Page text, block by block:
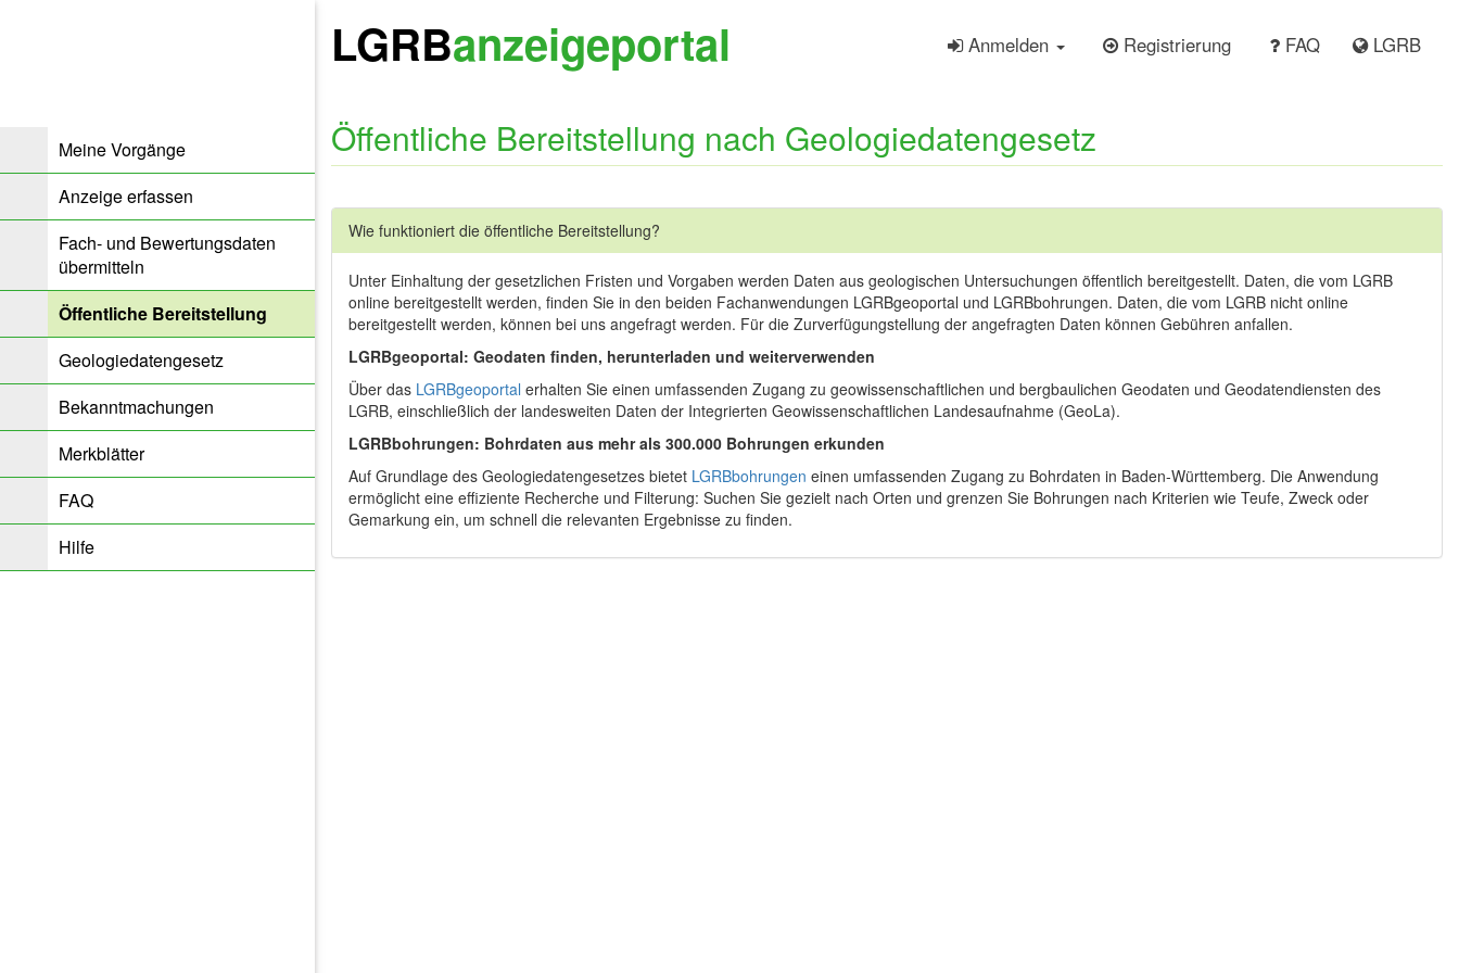
Meine Vorgänge
Anzeige erfassen
Fach- und Bewertungsdaten
übermitteln
Öffentliche Bereitstellung
Geologiedatengesetz
Bekanntmachungen
Merkblätter
FAQ
Hilfe
LGRBanzeigeportal Anmelden Registrierung FAQ LGRB
Öffentliche Bereitstellung nach Geologiedatengesetz
Wie funktioniert die öffentliche Bereitstellung?
Unter Einhaltung der gesetzlichen Fristen und Vorgaben werden Daten aus geologischen Untersuchungen öffentlich bereitgestellt. Daten, die vom LGRB
online bereitgestellt werden, finden Sie in den beiden Fachanwendungen LGRBgeoportal und LGRBbohrungen. Daten, die vom LGRB nicht online
bereitgestellt werden, können bei uns angefragt werden. Für die Zurverfügungstellung der angefragten Daten können Gebühren anfallen.
LGRBgeoportal: Geodaten finden, herunterladen und weiterverwenden
Über das LGRBgeoportal erhalten Sie einen umfassenden Zugang zu geowissenschaftlichen und bergbaulichen Geodaten und Geodatendiensten des
LGRB, einschließlich der landesweiten Daten der Integrierten Geowissenschaftlichen Landesaufnahme (GeoLa).
LGRBbohrungen: Bohrdaten aus mehr als 300.000 Bohrungen erkunden
Auf Grundlage des Geologiedatengesetzes bietet LGRBbohrungen einen umfassenden Zugang zu Bohrdaten in Baden-Württemberg. Die Anwendung
ermöglicht eine effiziente Recherche und Filterung: Suchen Sie gezielt nach Orten und grenzen Sie Bohrungen nach Kriterien wie Teufe, Zweck oder
Gemarkung ein, um schnell die relevanten Ergebnisse zu finden.